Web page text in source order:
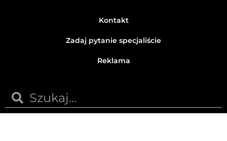
Kontakt
Zadaj pytanie specjaliście
Reklama